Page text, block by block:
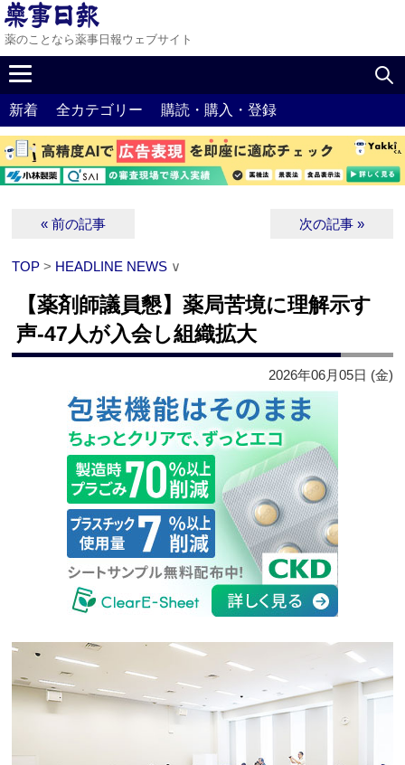
薬のことなら薬事日報ウェブサイト
新着 全カテゴリー 購読・購入・登録
« 前の記事 次の記事 »
TOP > HEADLINE NEWS ∨
【薬剤師議員懇】薬局苦境に理解示す
声‐47人が入会し組織拡大
2026年06月05日 (金)